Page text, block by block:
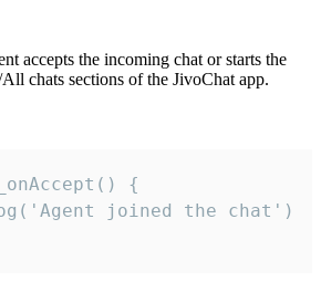
accepts the incoming chat or starts the
chats sections of the JivoChat app.
{